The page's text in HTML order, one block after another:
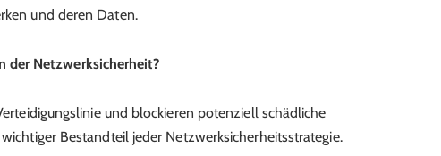
und deren Daten.
der Netzwerksicherheit?
und blockieren potenziell schädliche
Bestandteil jeder Netzwerksicherheitsstrategie.